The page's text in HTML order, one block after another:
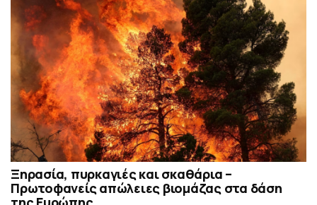
Ξηρασία, πυρκαγιές και σκαθάρια –
Πρωτοφανείς απώλειες βιομάζας στα δάση